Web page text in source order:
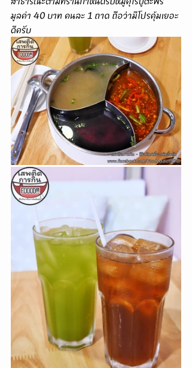
มูลค่า 40 บาท คนละ 1 ถาด ถือว่ามีโปรคุ้มเยอะ
ดีครับ